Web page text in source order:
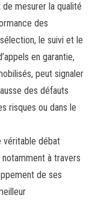
mesurer la qualité
des
le suivi et le
en garantie,
peut signaler
des défauts
risques ou dans le
véritable débat
à travers
de ses